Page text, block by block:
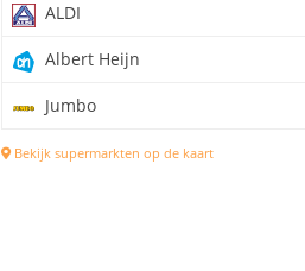
ALDI
Albert Heijn
Jumbo
Bekijk supermarkten op de kaart